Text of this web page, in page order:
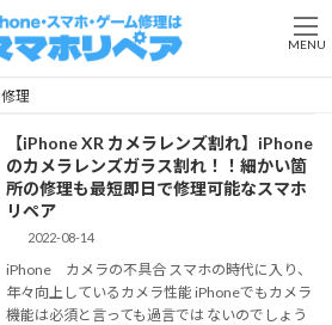
理
【iPhone XR カメラレンズ割れ】iPhone
のカメラレンズガラス割れ！！細かい箇
所の修理も最短即日で修理可能なスマホ
リペア
2022-08-14
iPhone カメラの不具合 スマホの時代に入り、
年々向上しているカメラ性能 iPhoneでもカメラ
機能は必須と言っても過言では ないのでしょう
MENU